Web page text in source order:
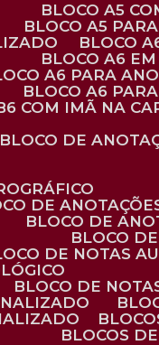
BLOCO A5
BLOCO A5
BLOCO
BLOCO A6
A6 PARA
BLOCO A6
B6 COM IMÃ NA
BLOCO DE
DE
BLOCO DE
BLOCO
DE NOTAS
BLOCO DE
BLOCOS